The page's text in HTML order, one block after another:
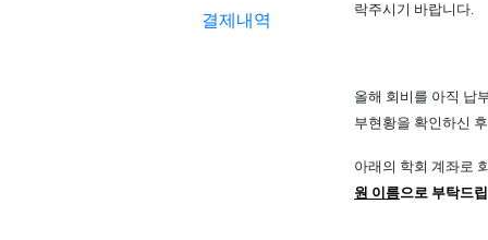
결제내역
락주시기 바랍니다.
올해 회비를 아직 납
부현황을 확인하신
아래의 학회 계좌로
원 이름으로 부탁드